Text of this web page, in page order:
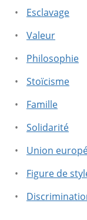
Esclavage
Valeur
Philosophie
Stoïcisme
Famille
Solidarité
Union
Figure de